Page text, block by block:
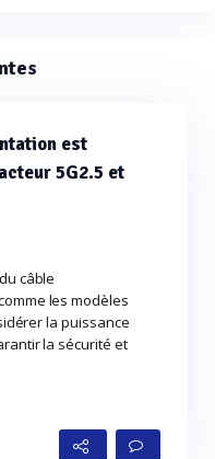
est
5G2.5 et
câble
les modèles
la puissance
la sécurité et